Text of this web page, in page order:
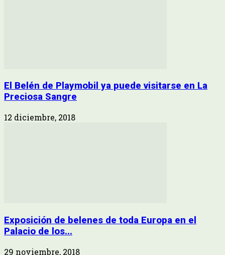
El Belén de Playmobil ya puede visitarse en La
Preciosa Sangre
12 diciembre, 2018
Exposición de belenes de toda Europa en el
Palacio de los...
29 noviembre, 2018